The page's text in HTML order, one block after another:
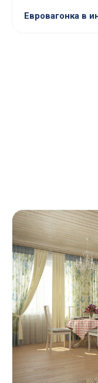
Евровагонка в